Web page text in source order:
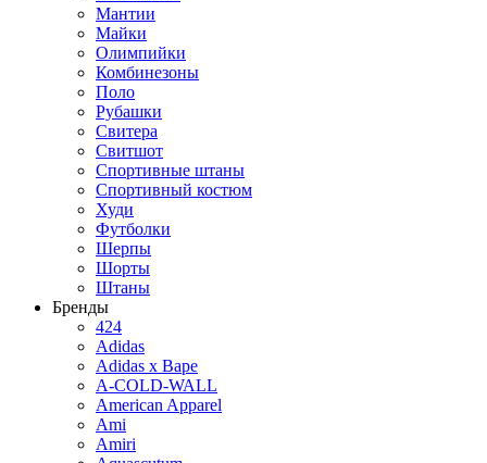
Мантии
Майки
Олимпийки
Комбинезоны
Поло
Рубашки
Свитера
Свитшот
Спортивные штаны
Спортивный костюм
Худи
Футболки
Шерпы
Шорты
Штаны
Бренды
424
Adidas
Adidas x Bape
A-COLD-WALL
American Apparel
Ami
Amiri